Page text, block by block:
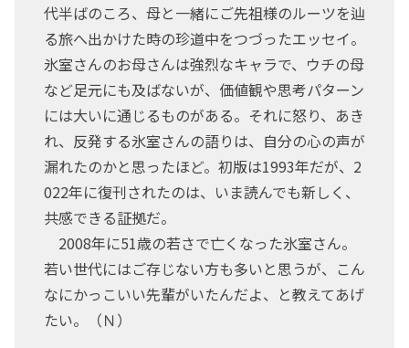
代半ばのころ、母と一緒にご先祖様のルーツを辿
る旅へ出かけた時の珍道中をつづったエッセイ。
氷室さんのお母さんは強烈なキャラで、ウチの母
など足元にも及ばないが、価値観や思考パターン
には大いに通じるものがある。それに怒り、あき
れ、反発する氷室さんの語りは、自分の心の声が
漏れたのかと思ったほど。初版は1993年だが、2
022年に復刊されたのは、いま読んでも新しく、
共感できる証拠だ。
2008年に51歳の若さで亡くなった氷室さん。
若い世代にはご存じない方も多いと思うが、こん
なにかっこいい先輩がいたんだよ、と教えてあげ
たい。（Ｎ）